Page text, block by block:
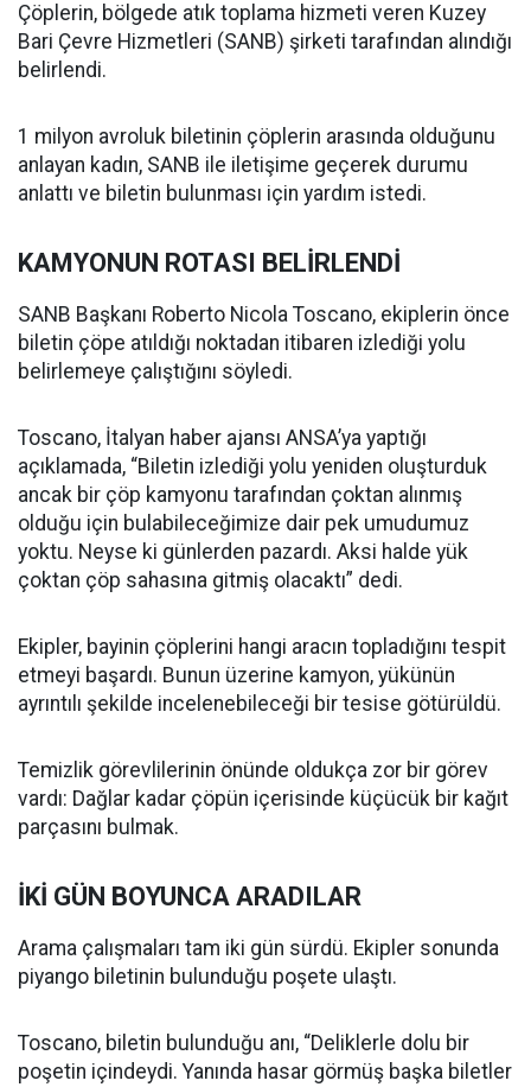
Çöplerin, bölgede atık toplama hizmeti veren Kuzey
Bari Çevre Hizmetleri (SANB) şirketi tarafından alındığı
belirlendi.
1 milyon avroluk biletinin çöplerin arasında olduğunu
anlayan kadın, SANB ile iletişime geçerek durumu
anlattı ve biletin bulunması için yardım istedi.
KAMYONUN ROTASI BELİRLENDİ
SANB Başkanı Roberto Nicola Toscano, ekiplerin önce
biletin çöpe atıldığı noktadan itibaren izlediği yolu
belirlemeye çalıştığını söyledi.
Toscano, İtalyan haber ajansı ANSA’ya yaptığı
açıklamada, “Biletin izlediği yolu yeniden oluşturduk
ancak bir çöp kamyonu tarafından çoktan alınmış
olduğu için bulabileceğimize dair pek umudumuz
yoktu. Neyse ki günlerden pazardı. Aksi halde yük
çoktan çöp sahasına gitmiş olacaktı” dedi.
Ekipler, bayinin çöplerini hangi aracın topladığını tespit
etmeyi başardı. Bunun üzerine kamyon, yükünün
ayrıntılı şekilde incelenebileceği bir tesise götürüldü.
Temizlik görevlilerinin önünde oldukça zor bir görev
vardı: Dağlar kadar çöpün içerisinde küçücük bir kağıt
parçasını bulmak.
İKİ GÜN BOYUNCA ARADILAR
Arama çalışmaları tam iki gün sürdü. Ekipler sonunda
piyango biletinin bulunduğu poşete ulaştı.
Toscano, biletin bulunduğu anı, “Deliklerle dolu bir
poşetin içindeydi. Yanında hasar görmüş başka biletler